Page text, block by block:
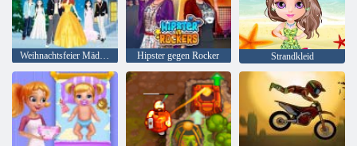
Weihnachtsfeier Mädchen Hipster gegen Rocker Strandkleid